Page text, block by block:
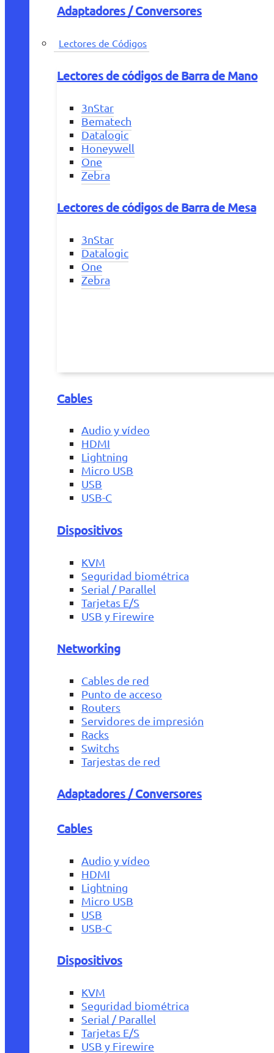
Adaptadores / Conversores
Lectores de Códigos
Lectores de códigos de Barra de Mano
3nStar
Bematech
Datalogic
Honeywell
One
Zebra
Lectores de códigos de Barra de Mesa
3nStar
Datalogic
One
Zebra
Cables
Audio y vídeo
HDMI
Lightning
Micro USB
USB
USB-C
Dispositivos
KVM
Seguridad biométrica
Serial / Parallel
Tarjetas E/S
USB y Firewire
Networking
Cables de red
Punto de acceso
Routers
Servidores de impresión
Racks
Switchs
Tarjestas de red
Adaptadores / Conversores
Cables
Audio y vídeo
HDMI
Lightning
Micro USB
USB
USB-C
Dispositivos
KVM
Seguridad biométrica
Serial / Parallel
Tarjetas E/S
USB y Firewire